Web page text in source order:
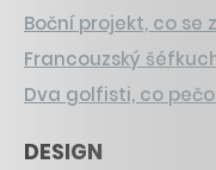
Boční projekt, co se
Francouzský
Dva golfisti, co
DESIGN